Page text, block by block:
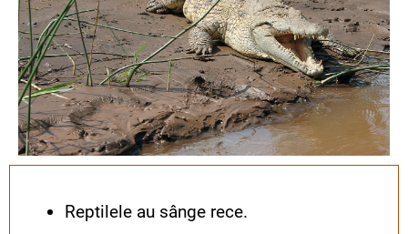
Reptilele au sânge rece.